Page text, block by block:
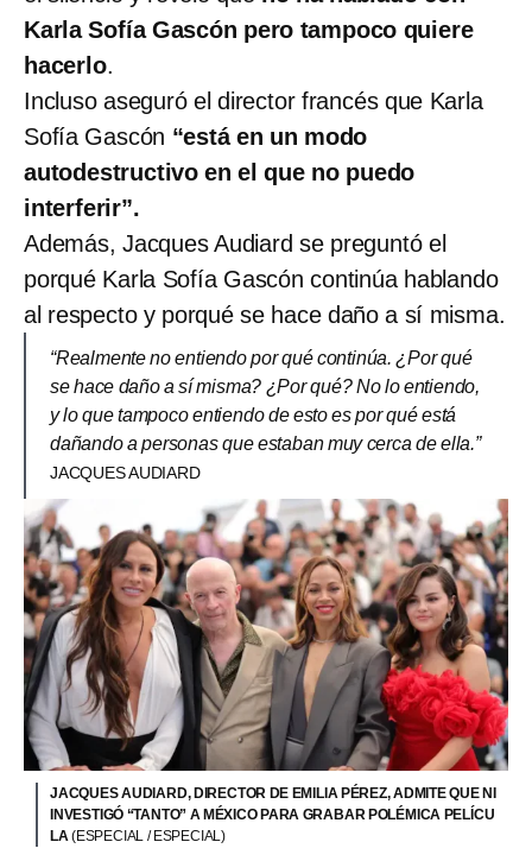
Karla Sofía Gascón pero tampoco quiere
hacerlo.
Incluso aseguró el director francés que Karla
Sofía Gascón “está en un modo
autodestructivo en el que no puedo
interferir”.
Además, Jacques Audiard se preguntó el
porqué Karla Sofía Gascón continúa hablando
al respecto y porqué se hace daño a sí misma.
“Realmente no entiendo por qué continúa. ¿Por qué
se hace daño a sí misma? ¿Por qué? No lo entiendo,
y lo que tampoco entiendo de esto es por qué está
dañando a personas que estaban muy cerca de ella.”
JACQUES AUDIARD
JACQUES AUDIARD, DIRECTOR DE EMILIA PÉREZ, ADMITE QUE NI
INVESTIGÓ “TANTO” A MÉXICO PARA GRABAR POLÉMICA PELÍCU
LA(ESPECIAL / ESPECIAL)